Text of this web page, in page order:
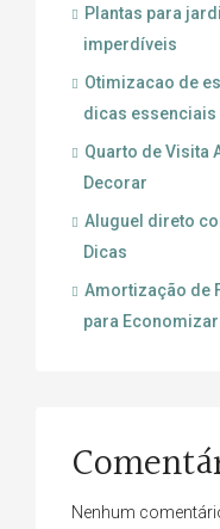
Plantas para
imperdíveis
Otimizacao de
dicas essenciais
Quarto de Visita
Decorar
Aluguel direto
Dicas
Amortização de
para Economizar
Nenhum